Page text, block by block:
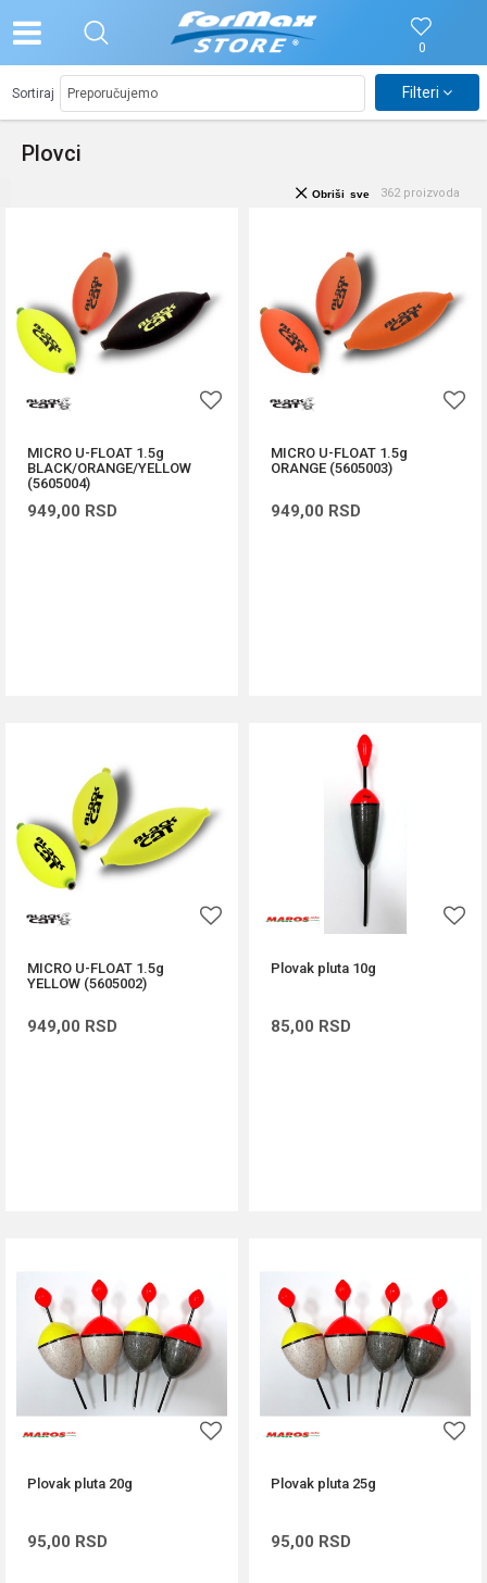
0
Plovci
Sortiraj Filteri
362 proizvoda
Obriši sve
MICRO U-FLOAT 1.5g
BLACK/ORANGE/YELLOW
(5605004)
949,00 RSD
MICRO U-FLOAT 1.5g
ORANGE (5605003)
949,00 RSD
MICRO U-FLOAT 1.5g
YELLOW (5605002)
949,00 RSD
Plovak pluta 10g
85,00 RSD
Plovak pluta 20g
95,00 RSD
Plovak pluta 25g
95,00 RSD